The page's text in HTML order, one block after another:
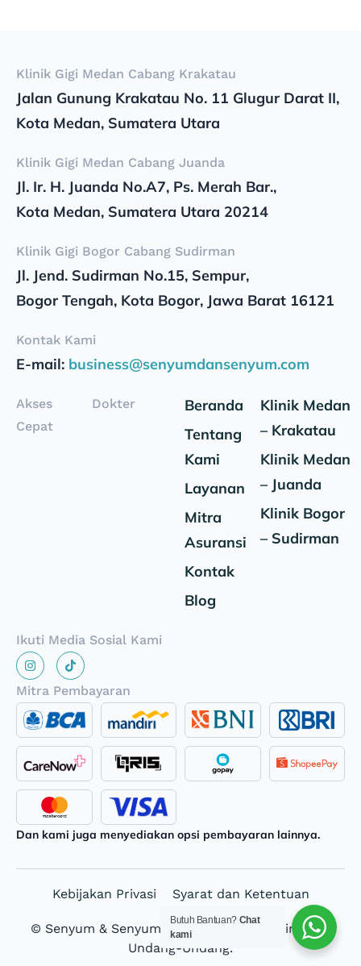
Klinik Gigi Medan Cabang Krakatau
Jalan Gunung Krakatau No. 11 Glugur Darat II,
Kota Medan, Sumatera Utara
Klinik Gigi Medan Cabang Juanda
Jl. Ir. H. Juanda No.A7, Ps. Merah Bar.,
Kota Medan, Sumatera Utara 20214
Klinik Gigi Bogor Cabang Sudirman
Jl. Jend. Sudirman No.15, Sempur,
Bogor Tengah, Kota Bogor, Jawa Barat 16121
Kontak Kami
E-mail: business@senyumdansenyum.com
Akses
Cepat
Dokter
Beranda
Tentang
Kami
Layanan
Mitra
Asuransi
Kontak
Blog
Klinik Medan
– Krakatau
Klinik Medan
– Juanda
Klinik Bogor
– Sudirman
Ikuti Media Sosial Kami
Mitra Pembayaran
Dan kami juga menyediakan opsi pembayaran lainnya.
© Senyum & Senyum 2026. Hak Cipta Dilindungi
Undang-Undang.
Kebijakan Privasi Syarat dan Ketentuan
Butuh Bantuan? Chat
kami